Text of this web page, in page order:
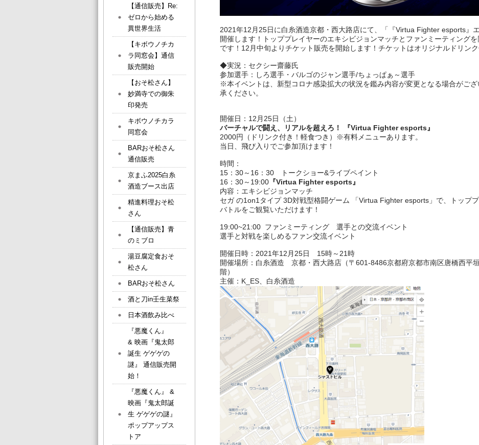
2021年12月25日に白糸酒造京都・西大路店にて、「『Virtua Fighter esports』
開催します！トッププレイヤーのエキシビジョンマッチとファンミーティング
です！12月中旬よりチケット販売を開始します！チケットはオリジナルドリンク
◆実況：セクシー齋藤氏
参加選手：しろ選手・バルゴのジャン選手/ちょっぱぁ～選手
※本イベントは、新型コロナ感染拡大の状況を鑑み内容が変更となる場合がご
承ください。
開催日：12月25日（土）
バーチャルで闘え、リアルを超えろ！ 『Virtua Fighter esports』
2000円（ドリンク付き！軽食つき）※有料メニューあります。
当日、飛び入りでご参加頂けます！
時間：
15：30～16：30 トークショー&ライブペイント
16：30～19:00 『Virtua Fighter esports』
内容：エキシビジョンマッチ
セガ の1on1タイプ 3D対戦型格闘ゲーム 「Virtua Fighter esports」で、トップ
バトルをご観覧いただけます！
19:00~21:00 ファンミーティング 選手との交流イベント
選手と対戦を楽しめるファン交流イベント
開催日時：2021年12月25日 15時～21時
開催場所：白糸酒造 京都・西大路店（〒601-8486京都府京都市南区唐橋西平
階）
主催：K_ES、白糸酒造
【通信販売】Re:
ゼロから始める
異世界生活
【キボウノチカ
ラ同窓会】通信
販売開始
【おそ松さん】
妙満寺での御朱
印発売
キボウノチカラ
同窓会
BARおそ松さん
通信販売
京まふ2025白糸
酒造ブース出店
精進料理おそ松
さん
【通信販売】青
のミブロ
湯豆腐定食おそ
松さん
BARおそ松さん
酒と刀in壬生菜祭
日本酒飲み比べ
『悪魔くん』
& 映画『鬼太郎
誕生 ゲゲゲの
謎』 通信販売開
始！
『悪魔くん』 &
映画『鬼太郎誕
生 ゲゲゲの謎』
ポップアップス
トア